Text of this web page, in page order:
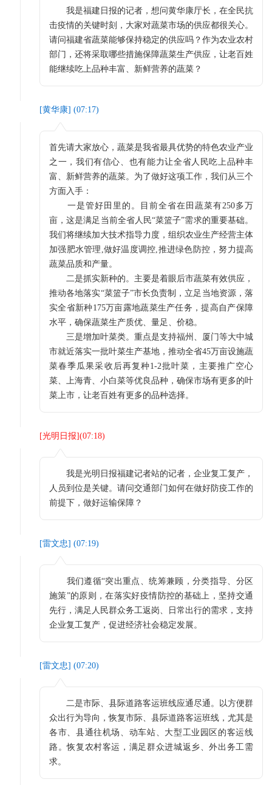
我是福建日报的记者，想问黄华康厅长，在全民抗
击疫情的关键时刻，大家对蔬菜市场的供应都很关心。
请问福建省蔬菜能够保持稳定的供应吗？作为农业农村
部门，还将采取哪些措施保障蔬菜生产供应，让老百姓
能继续吃上品种丰富、新鲜营养的蔬菜？
[黄华康] (07:17)
首先请大家放心，蔬菜是我省最具优势的特色农业产业
之一，我们有信心、也有能力让全省人民吃上品种丰
富、新鲜营养的蔬菜。为了做好这项工作，我们从三个
方面入手：
一是管好田里的。目前全省在田蔬菜有250多万
亩，这是满足当前全省人民“菜篮子”需求的重要基础。
我们将继续加大技术指导力度，组织农业生产经营主体
加强肥水管理,做好温度调控,推进绿色防控，努力提高
蔬菜品质和产量。
二是抓实新种的。主要是着眼后市蔬菜有效供应，
推动各地落实“菜篮子”市长负责制，立足当地资源，落
实全省新种175万亩露地蔬菜生产任务，提高自产保障
水平，确保蔬菜生产质优、量足、价稳。
三是增加叶菜类。重点是支持福州、厦门等大中城
市就近落实一批叶菜生产基地，推动全省45万亩设施蔬
菜春季瓜果采收后再复种1-2批叶菜，主要推广空心
菜、上海青、小白菜等优良品种，确保市场有更多的叶
菜上市，让老百姓有更多的品种选择。
[光明日报](07:18)
我是光明日报福建记者站的记者，企业复工复产，
人员到位是关键。请问交通部门如何在做好防疫工作的
前提下，做好运输保障？
[雷文忠] (07:19)
我们遵循“突出重点、统筹兼顾，分类指导、分区
施策”的原则，在落实好疫情防控的基础上，坚持交通
先行，满足人民群众务工返岗、日常出行的需求，支持
企业复工复产，促进经济社会稳定发展。
[雷文忠] (07:20)
二是市际、县际道路客运班线应通尽通。以方便群
众出行为导向，恢复市际、县际道路客运班线，尤其是
各市、县通往机场、动车站、大型工业园区的客运线
路。恢复农村客运，满足群众进城返乡、外出务工需
求。